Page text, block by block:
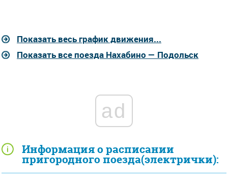
Информация о расписании
пригородного поезда(электрички):
Показать весь график движения...
Показать все поезда Нахабино — Подольск
ad